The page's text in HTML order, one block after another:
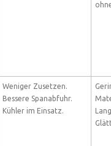
Weniger Zusetzen.
Bessere Spanabfuhr.
Kühler im Einsatz.